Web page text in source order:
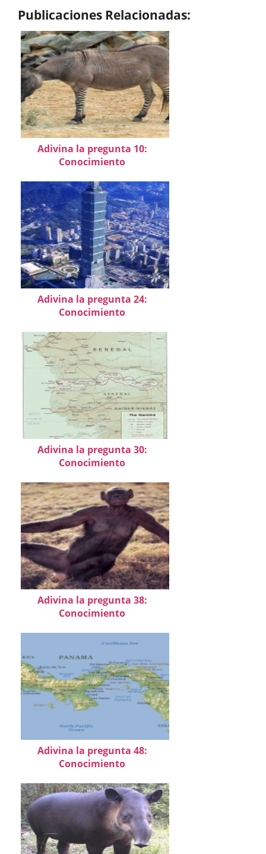
Publicaciones Relacionadas:
Adivina la pregunta 10:
Conocimiento
Adivina la pregunta 24:
Conocimiento
Adivina la pregunta 30:
Conocimiento
Adivina la pregunta 38:
Conocimiento
Adivina la pregunta 48:
Conocimiento